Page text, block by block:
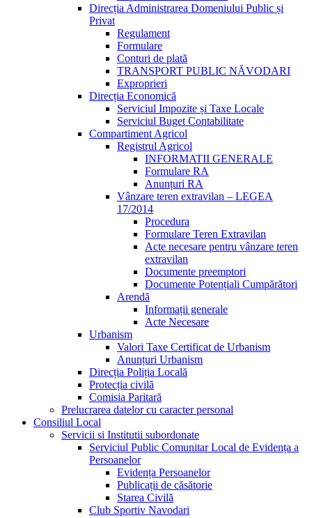
Direcția Administrarea Domeniului Public și
Privat
Regulament
Formulare
Conturi de plată
TRANSPORT PUBLIC NĂVODARI
Exproprieri
Direcția Economică
Serviciul Impozite și Taxe Locale
Serviciul Buget Contabilitate
Compartiment Agricol
Registrul Agricol
INFORMATII GENERALE
Formulare RA
Anunțuri RA
Vânzare teren extravilan – LEGEA
17/2014
Procedura
Formulare Teren Extravilan
Acte necesare pentru vânzare teren
extravilan
Documente preemptori
Documente Potențiali Cumpărători
Arendă
Informații generale
Acte Necesare
Urbanism
Valori Taxe Certificat de Urbanism
Anunțuri Urbanism
Direcția Poliția Locală
Protecția civilă
Comisia Paritară
Prelucrarea datelor cu caracter personal
Consiliul Local
Servicii si Institutii subordonate
Serviciul Public Comunitar Local de Evidența a
Persoanelor
Evidența Persoanelor
Publicații de căsătorie
Starea Civilă
Club Sportiv Navodari